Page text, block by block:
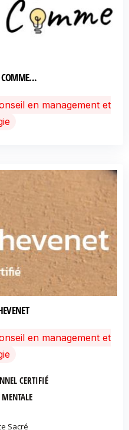
COMME...
en management et
en management et
CERTIFIÉ
Sacré